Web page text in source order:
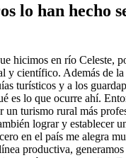
lo han hecho
hicimos en río Celeste,
y científico. Además de
turísticos y a los
es lo que ocurre ahí.
un turismo rural más
lograr y establecer
en el país me alegra
productiva,